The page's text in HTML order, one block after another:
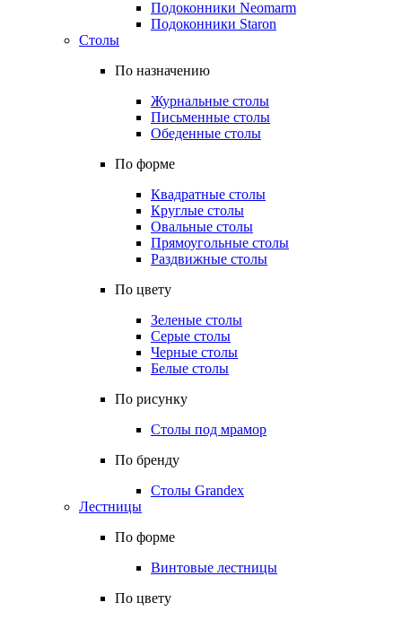
Подоконники Neomarm
Подоконники Staron
Столы
По назначению
Журнальные столы
Письменные столы
Обеденные столы
По форме
Квадратные столы
Круглые столы
Овальные столы
Прямоугольные столы
Раздвижные столы
По цвету
Зеленые столы
Серые столы
Черные столы
Белые столы
По рисунку
Столы под мрамор
По бренду
Столы Grandex
Лестницы
По форме
Винтовые лестницы
По цвету